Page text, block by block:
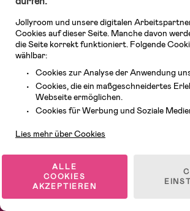
Schneller Versand Große Auswahl
Kundenservice
Jollyroom und unsere digitalen
Cookies auf dieser Seite. Manche davon
die Seite korrekt funktioniert. Folgende
wählbar:
Cookies zur Analyse der Anwendung
Cookies, die ein maßgeschneidertes
Webseite ermöglichen.
Cookies für Werbung und Soziale
Lies mehr über Cookies
ALLE
COOKIES
AKZEPTIEREN